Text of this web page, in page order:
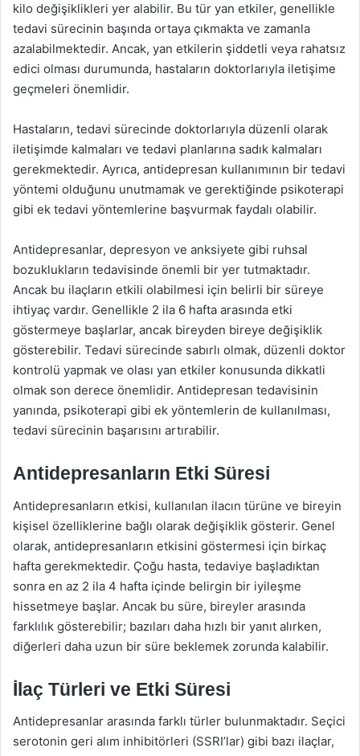
kilo değişiklikleri yer alabilir. Bu tür yan etkiler, genellikle
tedavi sürecinin başında ortaya çıkmakta ve zamanla
azalabilmektedir. Ancak, yan etkilerin şiddetli veya rahatsız
edici olması durumunda, hastaların doktorlarıyla iletişime
geçmeleri önemlidir.
Hastaların, tedavi sürecinde doktorlarıyla düzenli olarak
iletişimde kalmaları ve tedavi planlarına sadık kalmaları
gerekmektedir. Ayrıca, antidepresan kullanımının bir tedavi
yöntemi olduğunu unutmamak ve gerektiğinde psikoterapi
gibi ek tedavi yöntemlerine başvurmak faydalı olabilir.
Antidepresanlar, depresyon ve anksiyete gibi ruhsal
bozuklukların tedavisinde önemli bir yer tutmaktadır.
Ancak bu ilaçların etkili olabilmesi için belirli bir süreye
ihtiyaç vardır. Genellikle 2 ila 6 hafta arasında etki
göstermeye başlarlar, ancak bireyden bireye değişiklik
gösterebilir. Tedavi sürecinde sabırlı olmak, düzenli doktor
kontrolü yapmak ve olası yan etkiler konusunda dikkatli
olmak son derece önemlidir. Antidepresan tedavisinin
yanında, psikoterapi gibi ek yöntemlerin de kullanılması,
tedavi sürecinin başarısını artırabilir.
Antidepresanların Etki Süresi
Antidepresanların etkisi, kullanılan ilacın türüne ve bireyin
kişisel özelliklerine bağlı olarak değişiklik gösterir. Genel
olarak, antidepresanların etkisini göstermesi için birkaç
hafta gerekmektedir. Çoğu hasta, tedaviye başladıktan
sonra en az 2 ila 4 hafta içinde belirgin bir iyileşme
hissetmeye başlar. Ancak bu süre, bireyler arasında
farklılık gösterebilir; bazıları daha hızlı bir yanıt alırken,
diğerleri daha uzun bir süre beklemek zorunda kalabilir.
İlaç Türleri ve Etki Süresi
Antidepresanlar arasında farklı türler bulunmaktadır. Seçici
serotonin geri alım inhibitörleri (SSRI’lar) gibi bazı ilaçlar,